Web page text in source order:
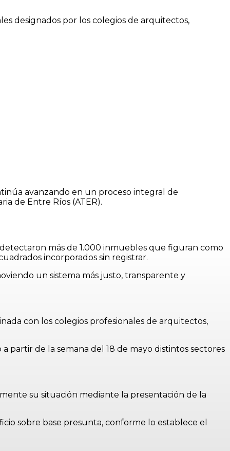
designados por los colegios de arquitectos,
avanzando en un proceso integral de
de Entre Ríos (ATER).
más de 1.000 inmuebles que figuran como
incorporados sin registrar.
un sistema más justo, transparente y
con los colegios profesionales de arquitectos,
partir de la semana del 18 de mayo distintos sectores
su situación mediante la presentación de la
sobre base presunta, conforme lo establece el